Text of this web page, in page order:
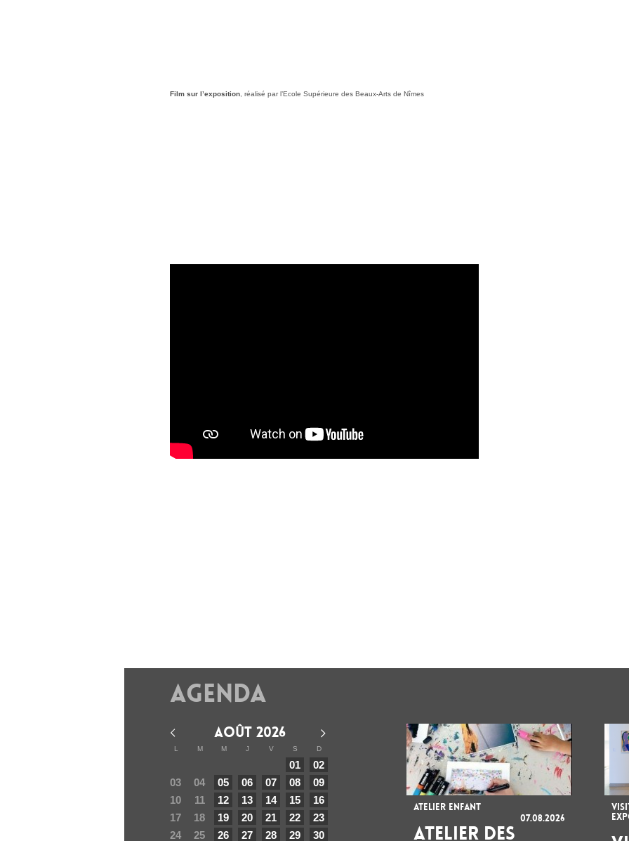
Film sur l’exposition , réalisé par l’Ecole Supérieure des Beaux-Arts de Nîmes
Agenda
AOÛT 2026
L M M J V S D
01
02
03
04 05 06 07 08
09
10
11 12 13 14 15
16
17
18 19 20 21 22
23
24
25 26 27 28 29 30
ATELIER ENFANT
07.08.2026
ATELIER DES